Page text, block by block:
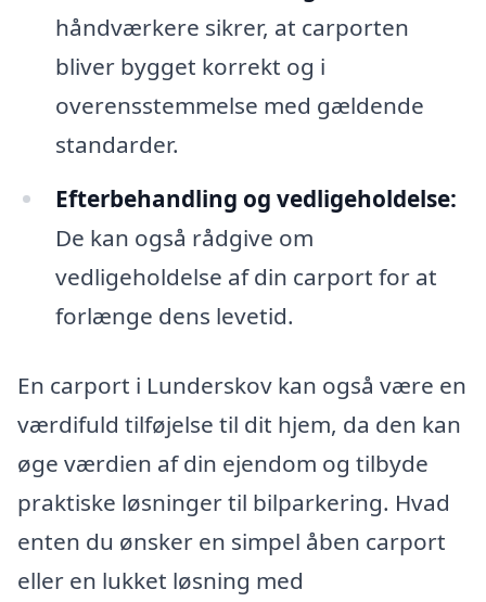
håndværkere sikrer, at carporten
bliver bygget korrekt og i
overensstemmelse med gældende
standarder.
Efterbehandling og vedligeholdelse:
De kan også rådgive om
vedligeholdelse af din carport for at
forlænge dens levetid.
En carport i Lunderskov kan også være en
værdifuld tilføjelse til dit hjem, da den kan
øge værdien af din ejendom og tilbyde
praktiske løsninger til bilparkering. Hvad
enten du ønsker en simpel åben carport
eller en lukket løsning med